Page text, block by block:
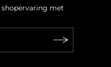
shopervaring met